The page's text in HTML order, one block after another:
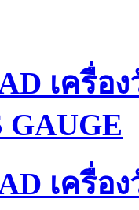
เครื่
GAUGE
เครื่อ